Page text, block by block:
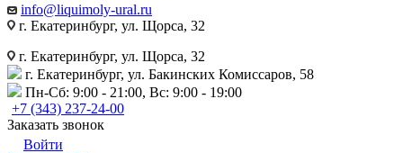
info@liquimoly-ural.ru
г. Екатеринбург, ул. Щорса, 32
г. Екатеринбург, ул. Щорса, 32
г. Екатеринбург, ул. Бакинских Комиссаров, 58
Пн-Сб: 9:00 - 21:00, Вс: 9:00 - 19:00
+7 (343) 237-24-00
Заказать звонок
Войти